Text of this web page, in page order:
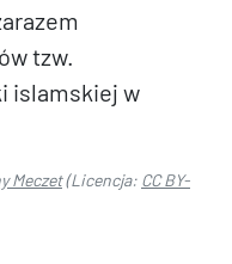
tzw.
islamskiej w
Meczet(Licencja: CC BY-